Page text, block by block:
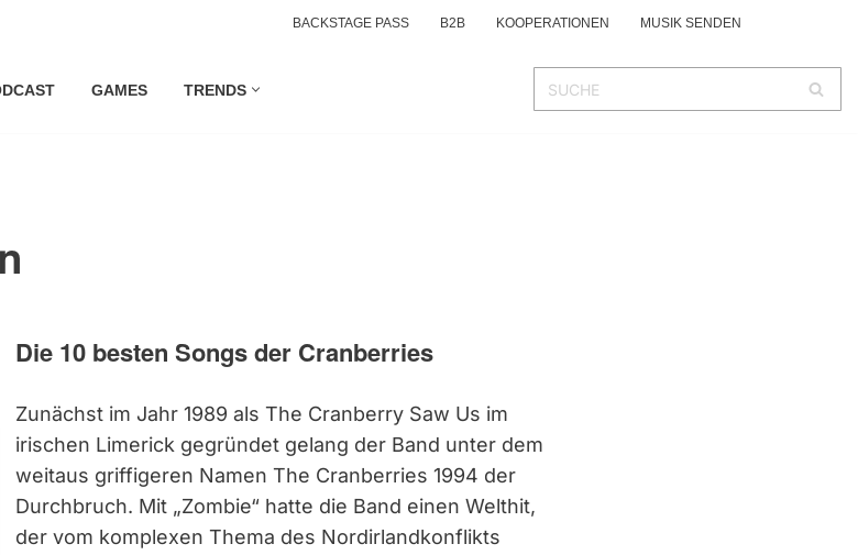
BACKSTAGE PASS B2B KOOPERATIONEN MUSIK SENDEN
GAMES TRENDS
Die 10 besten Songs der Cranberries
Zunächst im Jahr 1989 als The Cranberry Saw Us im
irischen Limerick gegründet gelang der Band unter dem
weitaus griffigeren Namen The Cranberries 1994 der
Durchbruch. Mit „Zombie“ hatte die Band einen Welthit,
der vom komplexen Thema des Nordirlandkonflikts